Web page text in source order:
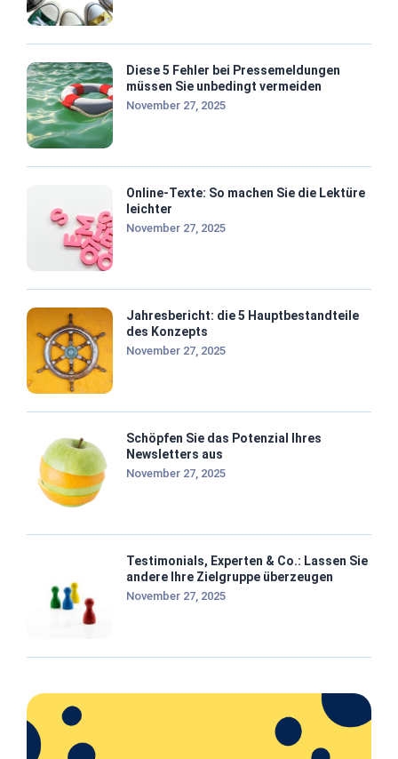
Diese 5 Fehler bei Pressemeldungen
müssen Sie unbedingt vermeiden
November 27, 2025
Online-Texte: So machen Sie die Lektüre
leichter
November 27, 2025
Jahresbericht: die 5 Hauptbestandteile
des Konzepts
November 27, 2025
Schöpfen Sie das Potenzial Ihres
Newsletters aus
November 27, 2025
Testimonials, Experten & Co.: Lassen Sie
andere Ihre Zielgruppe überzeugen
November 27, 2025